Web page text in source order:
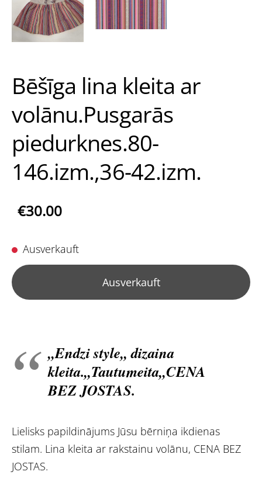
Bēšīga lina kleita ar
volānu.Pusgarās
piedurknes.80-
146.izm.,36-42.izm.
€30.00
Ausverkauft
Ausverkauft
,,Endzi style,, dizaina
kleita.,,Tautumeita,,CENA
BEZ JOSTAS.
Lielisks papildinājums Jūsu bērniņa ikdienas
stilam. Lina kleita ar rakstainu volānu, CENA BEZ
JOSTAS.